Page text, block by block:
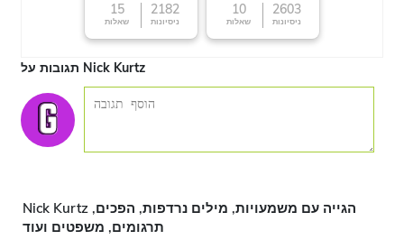
15
שאלות
2182
ניסיונות
10
שאלות
2603
ניסיונות
תגובות על Nick Kurtz
Nick Kurtz הגייה עם משמעויות, מילים נרדפות, הפכים,
תרגומים, משפטים ועוד